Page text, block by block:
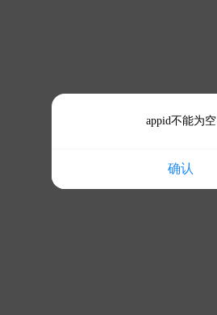
appid不能为空
确认